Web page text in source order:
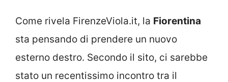
Come rivela FirenzeViola.it, la Fiorentina
sta pensando di prendere un nuovo
esterno destro. Secondo il sito, ci sarebbe
stato un recentissimo incontro tra il